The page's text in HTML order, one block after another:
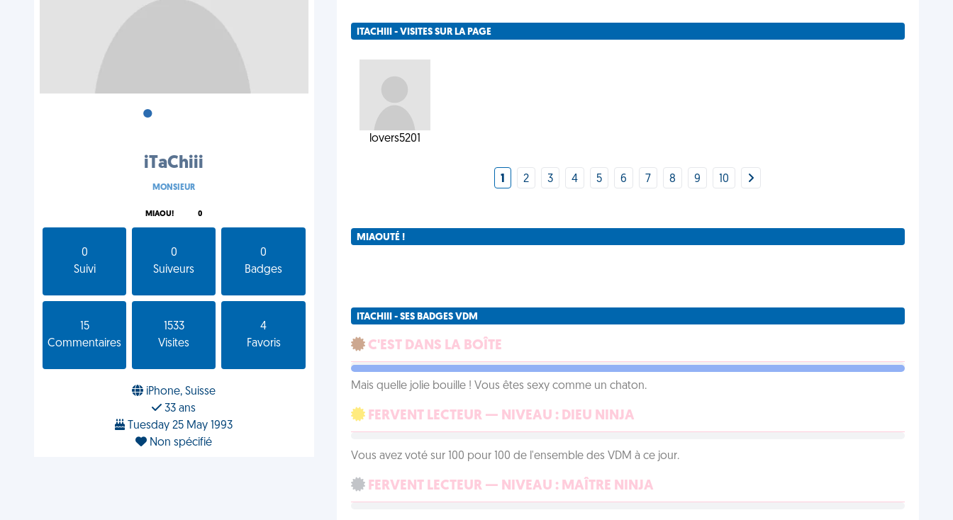
•
iTaChiii
MONSIEUR
MIAOU! 0
0
Suivi
0
Suiveurs
0
Badges
15
Commentaires
1533
Visites
4
Favoris
iPhone, Suisse
33 ans
Tuesday 25 May 1993
Non spécifié
ITACHIII - VISITES SUR LA PAGE
lovers5201
1 2 3 4 5 6 7 8 9 10
MIAOUTÉ !
ITACHIII - SES BADGES VDM
C'EST DANS LA BOÎTE
Mais quelle jolie bouille ! Vous êtes sexy comme un chaton.
FERVENT LECTEUR — NIVEAU : DIEU NINJA
Vous avez voté sur 100 pour 100 de l'ensemble des VDM à ce jour.
FERVENT LECTEUR — NIVEAU : MAÎTRE NINJA